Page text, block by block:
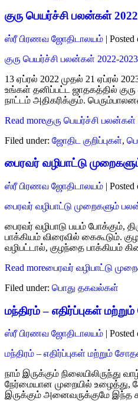
குரு பெயர்ச்சி பலன்கள்
ஸ்ரீ பிரணவ ஜோதிடாலயம் | Posted
குரு பெயர்ச்சி பலன்கள் 2022-2023
13 ஏப்ரல் 2022 முதல் 21 ஏப்ரல்
உங்கள் தனிப்பட்ட ஜாதகத்தில்
நாட்டம் அதிகரிக்கும்.
Read moreகுரு பெயர்ச்சி பலன்கள்
Filed under: ஜோதிட குறிப்புகள்,
பைரவர் வழிபாட்டு
ஸ்ரீ பிரணவ ஜோதிடாலயம் | Posted
பைரவர் வழிபாட்டு முறைகளும்
பைரவர் வழிபாடு பயம் போக்கும்,
பாக்கியம் விரைவில் கைகூடும்.
வழிபட்டால், குழந்தை பாக்கியம்
Read moreபைரவர் வழிபாட்டு
Filed under: பொது தகவல்கள்
மந்திரம் – எதிர்ப்புகள்
ஸ்ரீ பிரணவ ஜோதிடாலயம் | Posted
மந்திரம் – எதிர்ப்புகள் மற்றும்
நாம் இருக்கும்
நேர்மையான முறையில் உழைத்து,
இருக்கும் அனைவருக்குமே இந்த